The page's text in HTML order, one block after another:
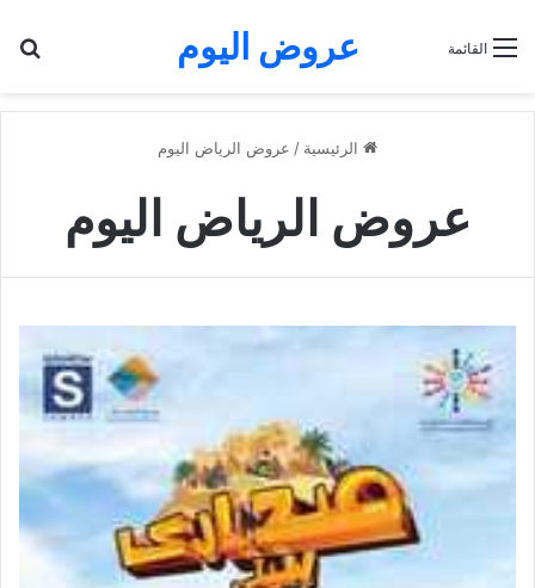
عروض اليوم القائمة
الرئيسية / عروض الرياض اليوم
عروض الرياض اليوم